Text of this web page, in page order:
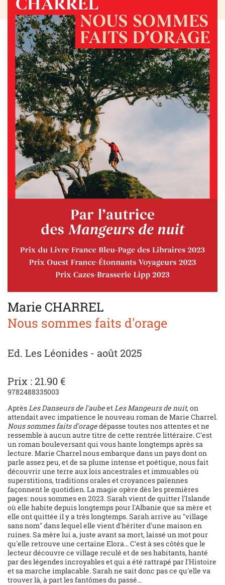
Marie CHARREL
Nous sommes faits d'orage
Ed. Les Léonides - août 2025
Prix : 21.90 €
9782488335003
AprèsLes Danseurs de l'aubeetLes Mangeurs de nuit, on
attendait avec impatience le nouveau roman de Marie Charrel.
Nous sommes faits d'oragedépasse toutes nos attentes et ne
ressemble à aucun autre titre de cette rentrée littéraire. C'est
un roman bouleversant qui vous hante longtemps après sa
lecture. Marie Charrel nous embarque dans un pays dont on
parle assez peu, et de sa plume intense et poétique, nous fait
découvrir une terre aux lois ancestrales et immuables où
superstitions, traditions orales et croyances païennes
façonnent le quotidien. La magie opère dès les premières
pages: nous sommes en 2023. Sarah vient de quitter l'Islande
où elle habite depuis longtemps pour l'Albanie que sa mère et
elle ont quittée il y a très longtemps. Sarah arrive au "village
sans nom" dans lequel elle vient d'hériter d'une maison en
ruines. Sa mère lui a, juste avant sa mort, laissé un mot pour
qu'elle retrouve une certaine Elora... C'est à ses côtés que le
lecteur découvre ce village reculé et de ses habitants, hanté
par des légendes incroyables et qui a été rattrapé par l'Histoire
et sa marche implacable. Sarah ne sait donc pas ce qu'elle va
trouver là, à part les fantômes du passé...